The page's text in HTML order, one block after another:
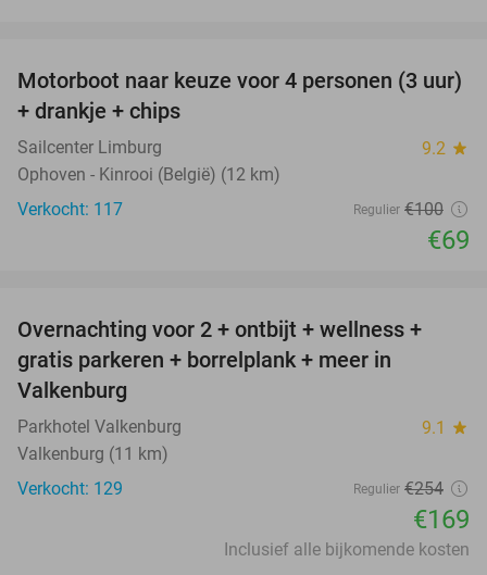
31%
Motorboot naar keuze voor 4 personen (3 uur)
+ drankje + chips
Sailcenter Limburg 9.2 star
Ophoven - Kinrooi (België) (12 km)
Verkocht: 117
Regulier €100
€69
33%
Overnachting voor 2 + ontbijt + wellness +
gratis parkeren + borrelplank + meer in
Valkenburg
Parkhotel Valkenburg 9.1 star
Valkenburg (11 km)
Verkocht: 129
Regulier €254
€169
Inclusief alle bijkomende kosten